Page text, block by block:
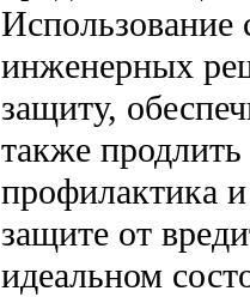
Использование
инженерных
защиту,
также
профилактика
защите от
идеальном